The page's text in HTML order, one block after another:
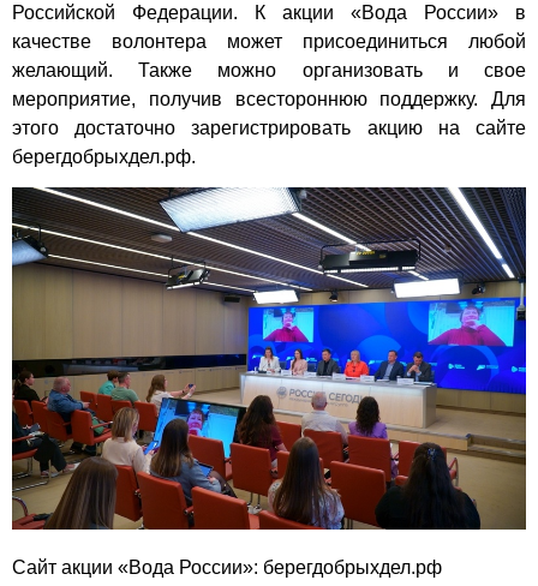
Российской Федерации. К акции «Вода России» в
качестве волонтера может присоединиться любой
желающий. Также можно организовать и свое
мероприятие, получив всестороннюю поддержку. Для
этого достаточно зарегистрировать акцию на сайте
берегдобрыхдел.рф.
Сайт акции «Вода России»: берегдобрыхдел.рф